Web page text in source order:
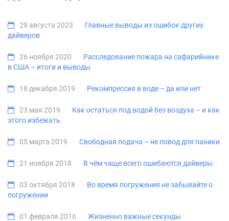
29 августа 2023
Главные выводы из ошибок других
дайверов
26 ноября 2020
Расследование пожара на сафарийнике
в США – итоги и выводы
18 декабря 2019 Рекомпрессия в воде – да или нет
23 мая 2019
Как остаться под водой без воздуха – и как
этого избежать
05 марта 2019 Свободная подача – не повод для паники
21 ноября 2018 В чём чаще всего ошибаются дайверы
03 октября 2018
Во время погружения не забывайте о
погружении
01 февраля 2016 Жизненно важные секунды